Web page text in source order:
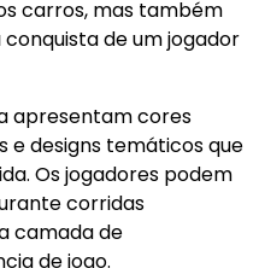
carros, mas também
de um jogador
apresentam cores
e designs temáticos que
Os jogadores podem
corridas
camada de
de jogo.